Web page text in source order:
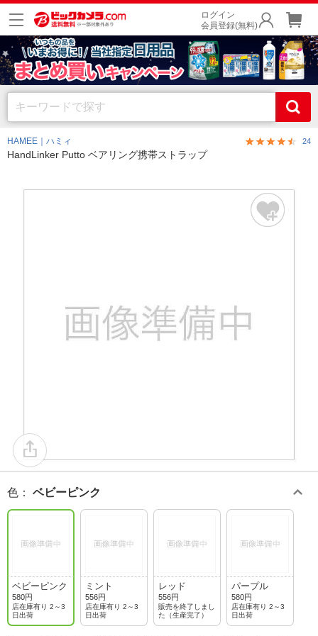
ログイン
会員登録(無料)
HAMEE｜ハミィ 24
HandLinker Putto ベアリング携帯ストラップ
色 ： ベビーピンク
ベビーピンク
580円
店在庫有り 2～3
日出荷
ミント
556円
店在庫有り 2～3
日出荷
レッド
556円
販売を終了しまし
た（生産完了）
パープル
580円
店在庫有り 2～3
日出荷